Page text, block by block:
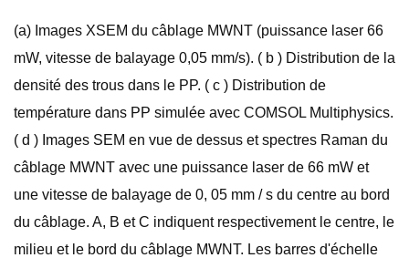
(a) Images XSEM du câblage MWNT (puissance laser 66
mW, vitesse de balayage 0,05 mm/s). ( b ) Distribution de la
densité des trous dans le PP. ( c ) Distribution de
température dans PP simulée avec COMSOL Multiphysics.
( d ) Images SEM en vue de dessus et spectres Raman du
câblage MWNT avec une puissance laser de 66 mW et
une vitesse de balayage de 0, 05 mm / s du centre au bord
du câblage. A, B et C indiquent respectivement le centre, le
milieu et le bord du câblage MWNT. Les barres d'échelle